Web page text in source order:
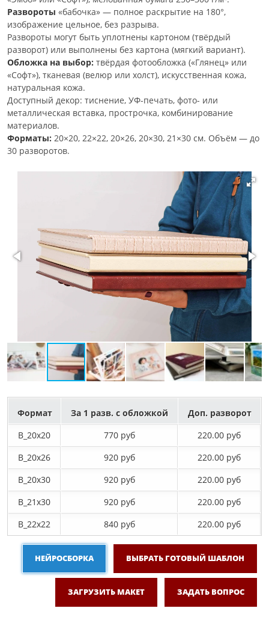
Развороты «бабочка» — полное раскрытие на 180°,
изображение цельное, без разрыва.
Развороты могут быть уплотнены картоном (твёрдый
разворот) или выполнены без картона (мягкий вариант).
Обложка на выбор: твёрдая фотообложка («Глянец» или
«Софт»), тканевая (велюр или холст), искусственная кожа,
натуральная кожа.
Доступный декор: тиснение, УФ-печать, фото- или
металлическая вставка, прострочка, комбинирование
материалов.
Форматы: 20×20, 22×22, 20×26, 20×30, 21×30 см. Объём — до
30 разворотов.
Формат За 1 разв. с обложкой
Доп. разворот
B_20х20
770 руб
220.00 руб
B_20х26
920 руб
220.00 руб
B_20х30
920 руб
220.00 руб
B_21х30
920 руб
220.00 руб
B_22х22
840 руб 220.00 руб
НЕЙРОСБОРКА ВЫБРАТЬ ГОТОВЫЙ ШАБЛОН
ЗАГРУЗИТЬ МАКЕТ ЗАДАТЬ ВОПРОС